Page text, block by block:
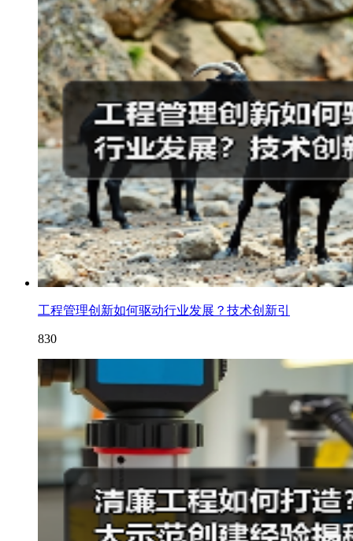
工程管理创新如何驱动行业发展？技术创新引
830